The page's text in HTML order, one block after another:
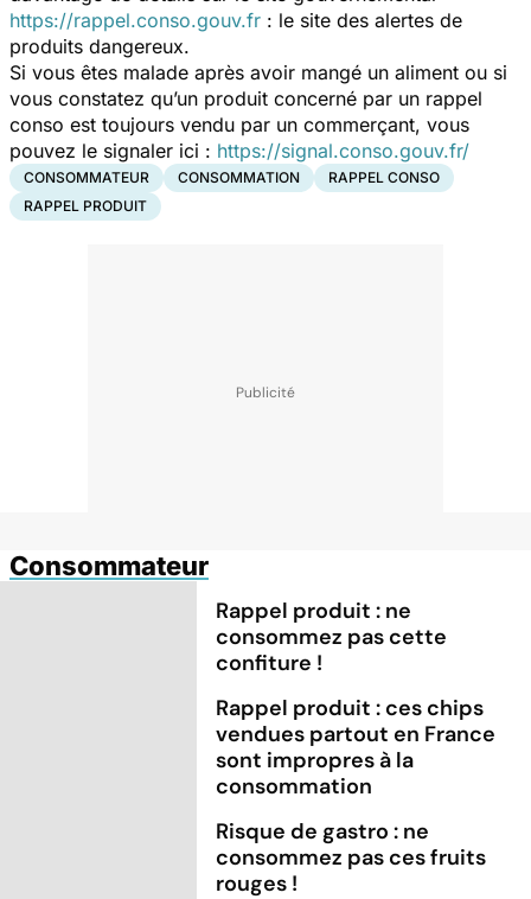
https://rappel.conso.gouv.fr : le site des alertes de
produits dangereux.
Si vous êtes malade après avoir mangé un aliment ou si
vous constatez qu’un produit concerné par un rappel
conso est toujours vendu par un commerçant, vous
pouvez le signaler ici : https://signal.conso.gouv.fr/
CONSOMMATEUR CONSOMMATION
RAPPEL CONSO
RAPPEL PRODUIT
Consommateur
Rappel produit : ne
consommez pas cette
confiture !
Rappel produit : ces chips
vendues partout en France
sont impropres à la
consommation
Risque de gastro : ne
consommez pas ces fruits
rouges !